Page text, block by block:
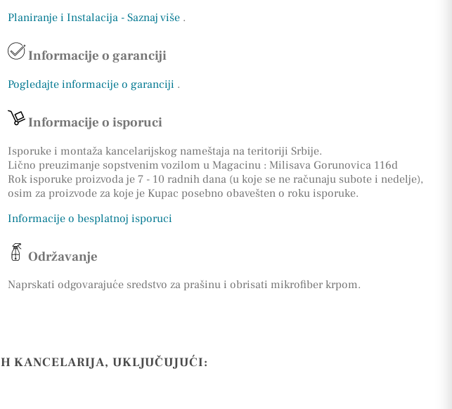
Planiranje i Instalacija - Saznaj više .
Informacije o garanciji
Pogledajte informacije o garanciji .
Informacije o isporuci
Isporuke i montaža kancelarijskog nameštaja na teritoriji Srbije.
Lično preuzimanje sopstvenim vozilom u Magacinu : Milisava Gorunovica 116d
Rok isporuke proizvoda je 7 - 10 radnih dana (u koje se ne računaju subote i nedelje),
osim za proizvode za koje je Kupac posebno obavešten o roku isporuke.
Informacije o besplatnoj isporuci
Održavanje
Naprskati odgovarajuće sredstvo za prašinu i obrisati mikrofiber krpom.
KANCELARIJA, UKLJUČUJUĆI: